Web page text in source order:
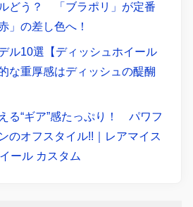
ルどう？ 「ブラポリ」が定番
」の差し色へ！
ル10選【ディッシュホイール
な重厚感はディッシュの醍醐
る“ギア”感たっぷり！ パワフ
のオフスタイル!!｜レアマイス
ール カスタム